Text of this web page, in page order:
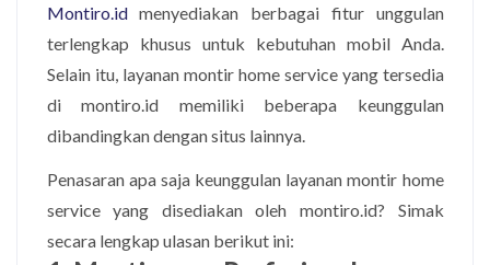
Montiro.idmenyediakan berbagai fitur unggulan
terlengkap khusus untuk kebutuhan mobil Anda.
Selain itu, layanan montir home service yang tersedia
di montiro.id memiliki beberapa keunggulan
dibandingkan dengan situs lainnya.
Penasaran apa saja keunggulan layanan montir home
service yang disediakan oleh montiro.id? Simak
secara lengkap ulasan berikut ini: